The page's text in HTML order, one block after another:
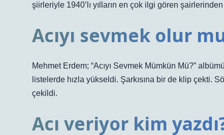
şiirleriyle 1940’lı yılların en çok ilgi gören
Acıyı sevmek olur
Mehmet Erdem; “Acıyı Sevmek Mümkün Mü?”
listelerde hızla yükseldi. Şarkısına bir de klip çekti.
çekildi.
Acı veriyor kim